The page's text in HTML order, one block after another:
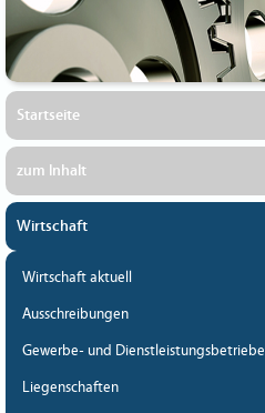
Startseite
zum Inhalt
Wirtschaft
Wirtschaft aktuell
Ausschreibungen
Gewerbe- und Dienstleistungsbetriebe
Liegenschaften